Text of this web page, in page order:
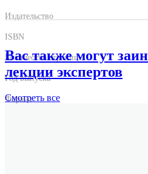
Издательство
ISBN
Количество страниц
Год выпуска
Формат
Вас также могут
лекции экспертов
Смотреть все